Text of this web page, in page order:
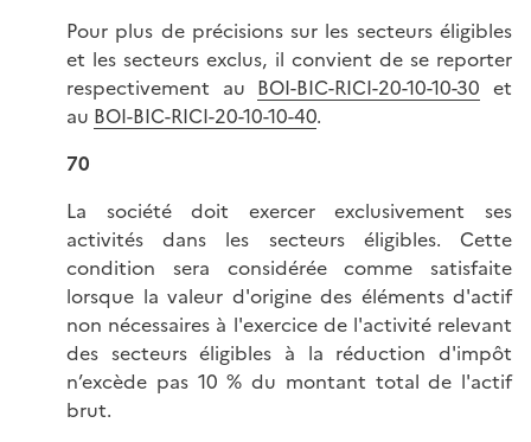
Pour plus de précisions sur les secteurs éligibles
et les secteurs exclus, il convient de se reporter
respectivement au BOI-BIC-RICI-20-10-10-30 et
au BOI-BIC-RICI-20-10-10-40.
70
La société doit exercer exclusivement ses
activités dans les secteurs éligibles. Cette
condition sera considérée comme satisfaite
lorsque la valeur d'origine des éléments d'actif
non nécessaires à l'exercice de l'activité relevant
des secteurs éligibles à la réduction d'impôt
n’excède pas 10 % du montant total de l'actif
brut.